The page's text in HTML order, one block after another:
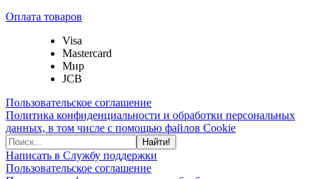
Оплата товаров
Visa
Mastercard
Мир
JCB
Пользовательское соглашение
Политика конфиденциальности и обработки персональных
данных, в том числе с помощью файлов Cookie
Найти!
Написать в Службу поддержки
Пользовательское соглашение